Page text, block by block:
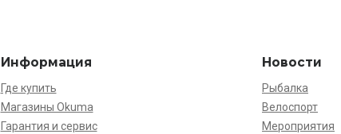
Информация
Где купить
Магазины Okuma
Гарантия и сервис
Новости
Рыбалка
Велоспорт
Мероприятия